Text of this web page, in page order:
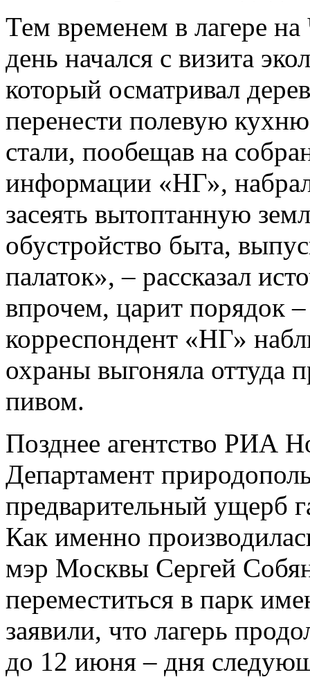
Тем временем в лагере
день начался с визита
который осматривал
перенести полевую
стали, пообещав на
информации «НГ»,
засеять вытоптанную
обустройство быта,
палаток», – рассказал
впрочем, царит порядок
корреспондент «НГ»
охраны выгоняла
пивом.
Позднее агентство РИА
Департамент
предварительный ущерб
Как именно
мэр Москвы Сергей
переместиться в парк
заявили, что лагерь
до 12 июня – дня